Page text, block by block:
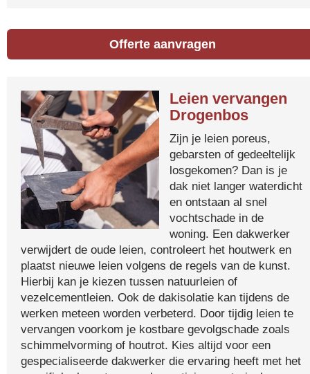
Offerte aanvragen
Leien vervangen
Drogenbos
Zijn je leien poreus,
gebarsten of gedeeltelijk
losgekomen? Dan is je
dak niet langer waterdicht
en ontstaan al snel
vochtschade in de
woning. Een dakwerker
verwijdert de oude leien, controleert het houtwerk en
plaatst nieuwe leien volgens de regels van de kunst.
Hierbij kan je kiezen tussen natuurleien of
vezelcementleien. Ook de dakisolatie kan tijdens de
werken meteen worden verbeterd. Door tijdig leien te
vervangen voorkom je kostbare gevolgschade zoals
schimmelvorming of houtrot. Kies altijd voor een
gespecialiseerde dakwerker die ervaring heeft met het